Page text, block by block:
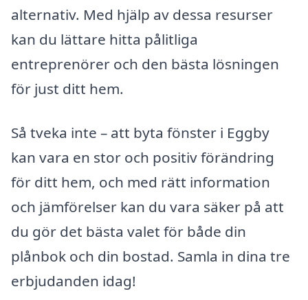
alternativ. Med hjälp av dessa resurser
kan du lättare hitta pålitliga
entreprenörer och den bästa lösningen
för just ditt hem.
Så tveka inte – att byta fönster i Eggby
kan vara en stor och positiv förändring
för ditt hem, och med rätt information
och jämförelser kan du vara säker på att
du gör det bästa valet för både din
plånbok och din bostad. Samla in dina tre
erbjudanden idag!